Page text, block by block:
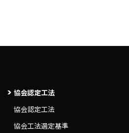
協会認定工法
協会認定工法
協会工法選定基準